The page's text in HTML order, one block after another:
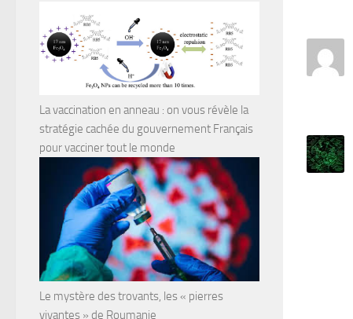
La vaccination en anneau : on vous révèle la
stratégie cachée du gouvernement Français
pour vacciner tout le monde
Le mystère des trovants, les « pierres
vivantes » de Roumanie